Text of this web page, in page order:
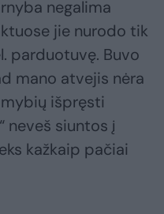
negalima
jie nurodo tik
parduotuvę. Buvo
mano atvejis nėra
išpręsti
neveš siuntos į
kažkaip pačiai